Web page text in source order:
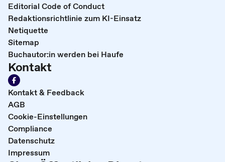
Editorial Code of Conduct
Redaktionsrichtlinie zum KI-Einsatz
Netiquette
Sitemap
Buchautor:in werden bei Haufe
Kontakt
Kontakt & Feedback
AGB
Cookie-Einstellungen
Compliance
Datenschutz
Impressum